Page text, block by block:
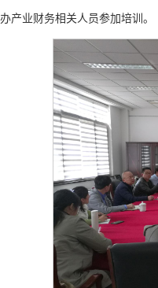
产业财务相关人员参加培训。